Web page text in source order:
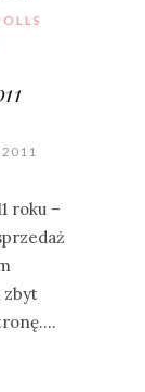
roku –
zbyt